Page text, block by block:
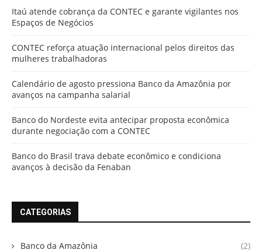
Itaú atende cobrança da CONTEC e garante vigilantes nos
Espaços de Negócios
CONTEC reforça atuação internacional pelos direitos das
mulheres trabalhadoras
Calendário de agosto pressiona Banco da Amazônia por
avanços na campanha salarial
Banco do Nordeste evita antecipar proposta econômica
durante negociação com a CONTEC
Banco do Brasil trava debate econômico e condiciona
avanços à decisão da Fenaban
CATEGORIAS
Banco da Amazônia (2)